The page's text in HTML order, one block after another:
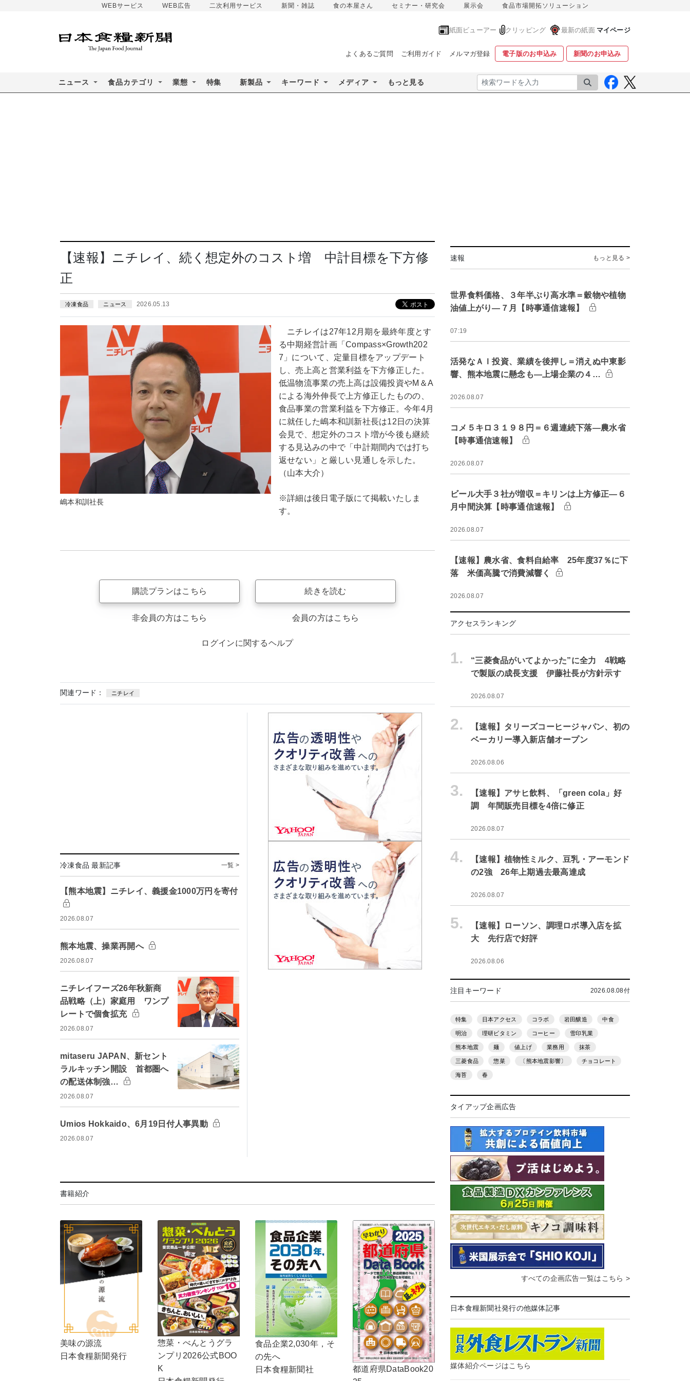
WEBサービス WEB広告 二次利用サービス 新聞・雑誌 食の本屋さん セミナー・研究会 展示会 食品市場開拓ソリューション
紙面ビューアー クリッピング 最新の紙面 マイページ
よくあるご質問 ご利用ガイド メルマガ登録 電子版のお申込み 新聞のお申込み
ニュース 食品カテゴリ 業態 特集 新製品 キーワード メディア もっと見る 検索
【速報】ニチレイ、続く想定外のコスト増 中計目標を下方修
正
冷凍食品 ニュース 2026.05.13
嶋本和訓社長
ニチレイは27年12月期を最終年度とす
る中期経営計画「Compass×Growth202
7」について、定量目標をアップデート
し、売上高と営業利益を下方修正した。
低温物流事業の売上高は設備投資やM＆A
による海外伸長で上方修正したものの、
食品事業の営業利益を下方修正。今年4月
に就任した嶋本和訓新社長は12日の決算
会見で、想定外のコスト増が今後も継続
する見込みの中で「中計期間内では打ち
返せない」と厳しい見通しを示した。
（山本大介）
※詳細は後日電子版にて掲載いたしま
す。
購読プランはこちら
非会員の方はこちら
続きを読む
会員の方はこちら
ログインに関するヘルプ
関連ワード： ニチレイ
冷凍食品 最新記事 一覧 >
【熊本地震】ニチレイ、義援金1000万円を寄付
2026.08.07
熊本地震、操業再開へ
2026.08.07
ニチレイフーズ26年秋新商
品戦略（上）家庭用 ワンプ
レートで個食拡充
2026.08.07
mitaseru JAPAN、新セント
ラルキッチン開設 首都圏へ
の配送体制強…
2026.08.07
Umios Hokkaido、6月19日付人事異動
2026.08.07
書籍紹介
美味の源流
日本食糧新聞発行
惣菜・べんとうグラ
ンプリ2026公式BOO
K
食品企業2,030年，そ
の先へ
日本食糧新聞社
都道府県DataBook20
速報 もっと見る >
世界食料価格、３年半ぶり高水準＝穀物や植物
油値上がり―７月【時事通信速報】
07:19
活発なＡＩ投資、業績を後押し＝消えぬ中東影
響、熊本地震に懸念も―上場企業の４…
2026.08.07
コメ５キロ３１９８円＝６週連続下落―農水省
【時事通信速報】
2026.08.07
ビール大手３社が増収＝キリンは上方修正―６
月中間決算【時事通信速報】
2026.08.07
【速報】農水省、食料自給率 25年度37％に下
落 米価高騰で消費減響く
2026.08.07
アクセスランキング
1.
“三菱食品がいてよかった”に全力 4戦略
で製販の成長支援 伊藤社長が方針示す
2026.08.07
2.
【速報】タリーズコーヒージャパン、初の
ベーカリー導入新店舗オープン
2026.08.06
3.
【速報】アサヒ飲料、「green cola」好
調 年間販売目標を4倍に修正
2026.08.07
4.
【速報】植物性ミルク、豆乳・アーモンド
の2強 26年上期過去最高達成
2026.08.07
5.
【速報】ローソン、調理ロボ導入店を拡
大 先行店で好評
2026.08.06
注目キーワード 2026.08.08付
特集 日本アクセス コラボ 岩田醸造 中食
明治 理研ビタミン コーヒー 雪印乳業
熊本地震 麺 値上げ 業務用 抹茶
三菱食品 惣菜 〔熊本地震影響〕 チョコレート
海苔 春
タイアップ企画広告
すべての企画広告一覧はこちら >
日本食糧新聞社発行の他媒体記事
媒体紹介ページはこちら